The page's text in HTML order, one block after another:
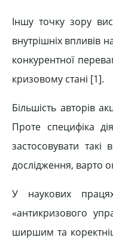
Іншу точку зору
внутрішніх впливів
конкурентної
кризовому стані [1].
Більшість авторів
Проте специфіка
застосовувати
дослідження, варто
У наукових
«антикризового
ширшим та